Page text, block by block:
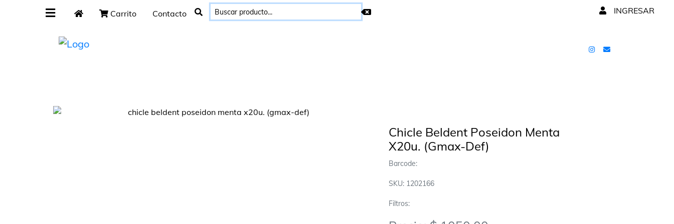
Carrito Contacto INGRESAR
Chicle Beldent Poseidon Menta
X20u. (Gmax-Def)
Barcode:
SKU: 1202166
Filtros: